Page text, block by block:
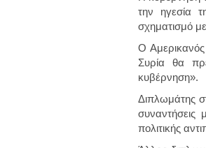
την ηγεσία
σχηματισμό
Ο Αμερικανός
Συρία θα
κυβέρνηση».
Διπλωμάτης
συναντήσεις
πολιτικής